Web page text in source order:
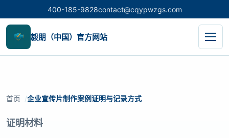
400-185-9828contact@cqypwzgs.com
毅朋（中国）官方网站
首页 企业宣传片制作案例证明与记录方式
证明材料